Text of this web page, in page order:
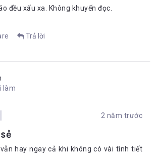
đều xấu xa. Không khuyến đọc.
Trả lời
làm
2 năm trước
hay ngay cả khi không có vài tình tiết